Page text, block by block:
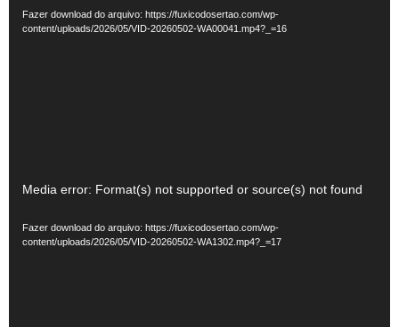
vídeo
Fazer download do arquivo: https://fuxicodosertao.com/wp-
content/uploads/2026/05/VID-20260502-WA00041.mp4?_=16
Tocador
vídeo
Media error: Format(s) not supported or source(s) not found
Fazer download do arquivo: https://fuxicodosertao.com/wp-
content/uploads/2026/05/VID-20260502-WA1302.mp4?_=17